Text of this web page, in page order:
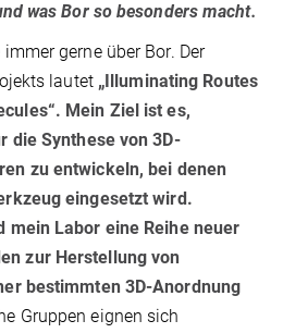
was Bor so besonders macht.
gerne über Bor. Der
lautet„Illuminating Routes
Mein Ziel ist es,
die Synthese von 3D-
zu entwickeln, bei denen
eingesetzt wird.
mein Labor eine Reihe neuer
zur Herstellung von
bestimmten 3D-Anordnung
Gruppen eignen sich